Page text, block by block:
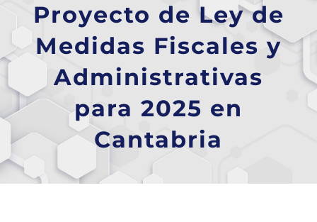
Proyecto de Ley de
Medidas Fiscales y
Administrativas
para 2025 en
Cantabria